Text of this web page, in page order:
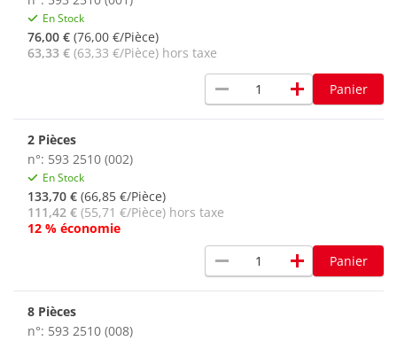
En Stock
76,00 € (76,00 €/Pièce)
63,33 € (63,33 €/Pièce) hors taxe
remove add Panier
2 Pièces
n°: 593 2510 (002)
En Stock
133,70 € (66,85 €/Pièce)
111,42 € (55,71 €/Pièce) hors taxe
12 % économie
remove add Panier
8 Pièces
n°: 593 2510 (008)